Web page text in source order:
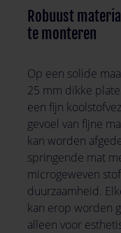
Robuust
te monteren
Op een solide
25 mm dikke
een fijn
gevoel van fijne
kan worden
springende mat
microgeweven
duurzaamheid.
kan erop worden
alleen voor